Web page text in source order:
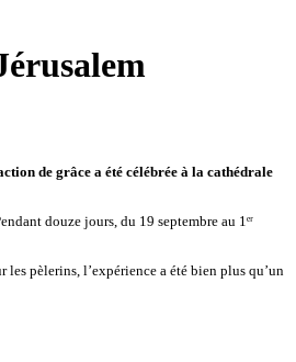
de grâce a été célébrée à la cathédrale
douze jours, du 19 septembre au 1ᵉʳ
pèlerins, l’expérience a été bien plus qu’un